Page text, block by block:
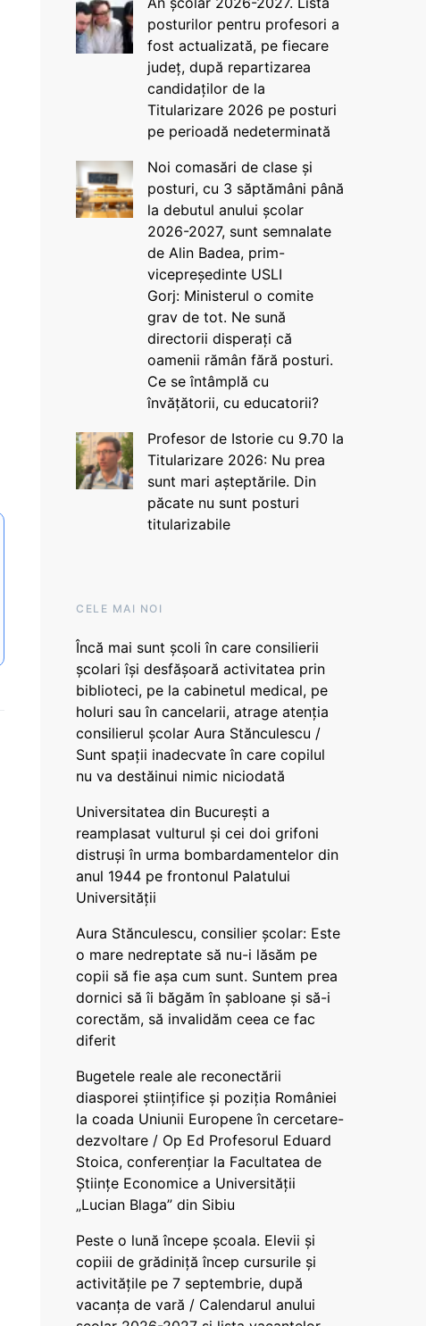
posturilor pentru profesori a
fost actualizată, pe fiecare
județ, după repartizarea
candidaților de la
Titularizare 2026 pe posturi
pe perioadă nedeterminată
Noi comasări de clase și
posturi, cu 3 săptămâni până
la debutul anului școlar
2026-2027, sunt semnalate
de Alin Badea, prim-
vicepreședinte USLI
Gorj: Ministerul o comite
grav de tot. Ne sună
directorii disperați că
oamenii rămân fără posturi.
Ce se întâmplă cu
învățătorii, cu educatorii?
Profesor de Istorie cu 9.70 la
Titularizare 2026: Nu prea
sunt mari așteptările. Din
păcate nu sunt posturi
titularizabile
CELE MAI NOI
Încă mai sunt școli în care consilierii
școlari își desfășoară activitatea prin
biblioteci, pe la cabinetul medical, pe
holuri sau în cancelarii, atrage atenția
consilierul școlar Aura Stănculescu /
Sunt spații inadecvate în care copilul
nu va destăinui nimic niciodată
Universitatea din București a
reamplasat vulturul și cei doi grifoni
distruși în urma bombardamentelor din
anul 1944 pe frontonul Palatului
Universității
Aura Stănculescu, consilier școlar: Este
o mare nedreptate să nu-i lăsăm pe
copii să fie așa cum sunt. Suntem prea
dornici să îi băgăm în șabloane și să-i
corectăm, să invalidăm ceea ce fac
diferit
Bugetele reale ale reconectării
diasporei științifice și poziția României
la coada Uniunii Europene în cercetare-
dezvoltare / Op Ed Profesorul Eduard
Stoica, conferențiar la Facultatea de
Științe Economice a Universității
„Lucian Blaga” din Sibiu
Peste o lună începe școala. Elevii și
copiii de grădiniță încep cursurile și
activitățile pe 7 septembrie, după
vacanța de vară / Calendarul anului